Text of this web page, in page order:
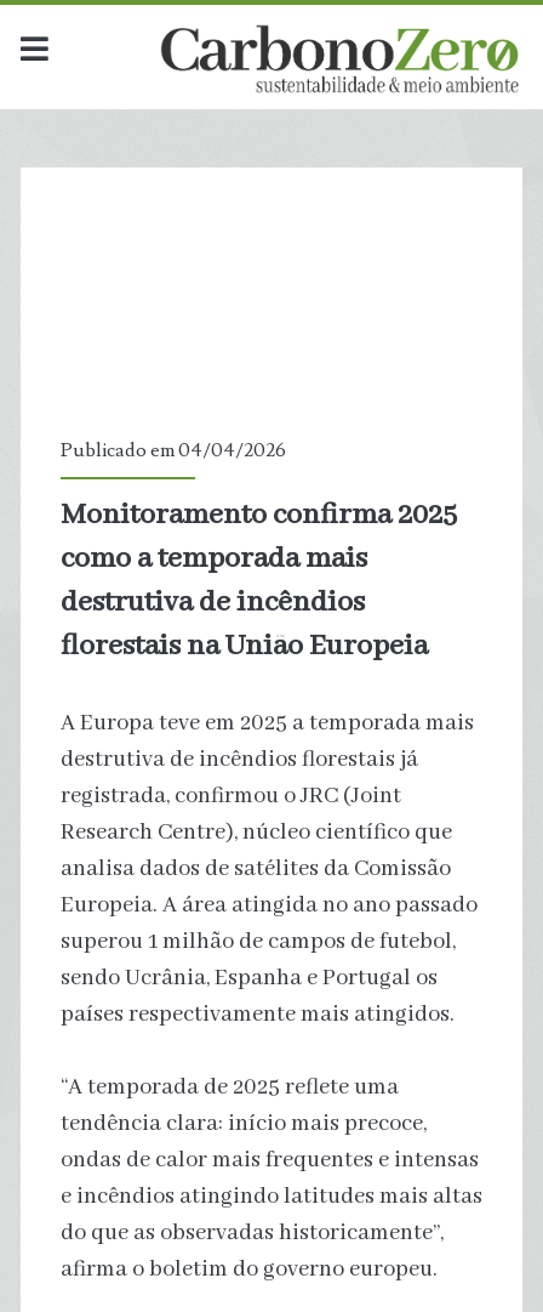
Publicado em 04/04/2026
Monitoramento confirma 2025
como a temporada mais
destrutiva de incêndios
florestais na União Europeia
A Europa teve em 2025 a temporada mais
destrutiva de incêndios florestais já
registrada, confirmou o JRC (Joint
Research Centre), núcleo científico que
analisa dados de satélites da Comissão
Europeia. A área atingida no ano passado
superou 1 milhão de campos de futebol,
sendo Ucrânia, Espanha e Portugal os
países respectivamente mais atingidos.
“A temporada de 2025 reflete uma
tendência clara: início mais precoce,
ondas de calor mais frequentes e intensas
e incêndios atingindo latitudes mais altas
do que as observadas historicamente”,
afirma o boletim do governo europeu.